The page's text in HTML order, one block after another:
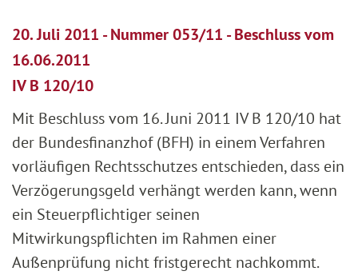
20. Juli 2011 - Nummer 053/11 - Beschluss vom
16.06.2011
IV B 120/10
Mit Beschluss vom 16. Juni 2011 IV B 120/10 hat
der Bundesfinanzhof (BFH) in einem Verfahren
vorläufigen Rechtsschutzes entschieden, dass ein
Verzögerungsgeld verhängt werden kann, wenn
ein Steuerpflichtiger seinen
Mitwirkungspflichten im Rahmen einer
Außenprüfung nicht fristgerecht nachkommt.